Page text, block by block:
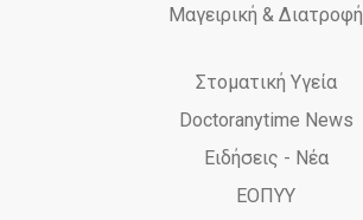
Μαγειρική & Διατροφή
Στοματική Υγεία
Doctoranytime News
Ειδήσεις - Νέα
ΕΟΠΥΥ